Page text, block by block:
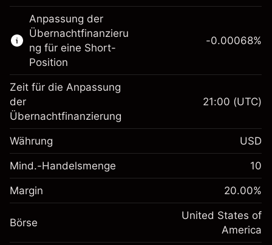
Knock-outs
$1,000.00
Anpassung der
Übernachtfinanzierung
Gebühren aus
Positionswert
-0.02154
%
Positionsgröße mit Hebelwirkung
~$5,000.00
Geld aus Hebelwirkung ~
$4,000.00
Anpassung der
Übernachtfinanzieru
ng für eine Short-
Position
Margin. Ihre Investition
Anpassung der
Übernachtfinanzierung
-0.000682
%
(-$0.03)
-0.00068%
Zeit für die Anpassung
der
Übernachtfinanzierung
21:00 (UTC)
Währung USD
Mind.-Handelsmenge 10
Margin 20.00%
Börse
United States of
America